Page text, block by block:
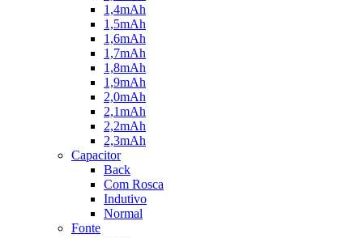
1,4mAh
1,5mAh
1,6mAh
1,7mAh
1,8mAh
1,9mAh
2,0mAh
2,1mAh
2,2mAh
2,3mAh
Capacitor
Back
Com Rosca
Indutivo
Normal
Fonte